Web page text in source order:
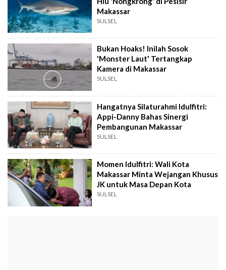
Makassar
SULSEL
Bukan Hoaks! Inilah Sosok
'Monster Laut' Tertangkap
Kamera di Makassar
SULSEL
Hangatnya Silaturahmi Idulfitri:
Appi-Danny Bahas Sinergi
Pembangunan Makassar
SULSEL
Momen Idulfitri: Wali Kota
Makassar Minta Wejangan Khusus
JK untuk Masa Depan Kota
SULSEL